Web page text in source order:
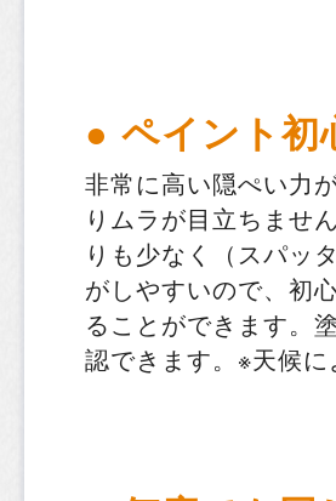
● ペイント初
非常に高い隠ぺい力
りムラが目立ちませ
りも少なく（スパッ
がしやすいので、初
ることができます。
認できます。※天候